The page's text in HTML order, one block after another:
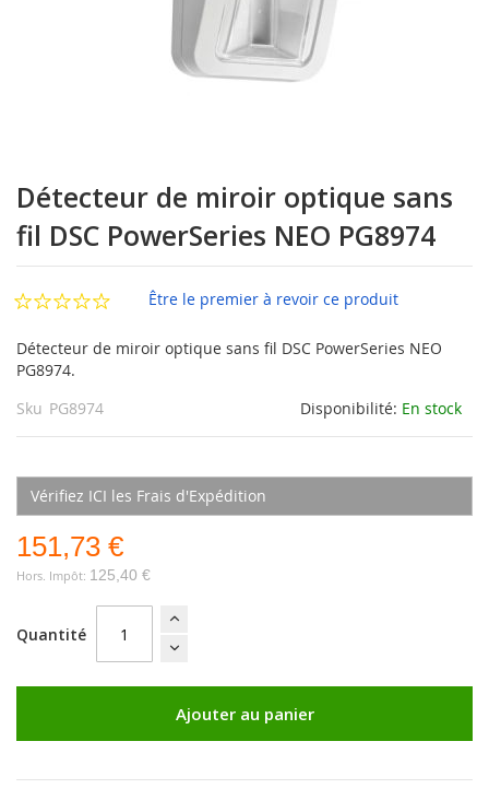
au
début
de
la
Galerie
d’images
Détecteur de miroir optique sans
fil DSC PowerSeries NEO PG8974
Être le premier à revoir ce produit
Détecteur de miroir optique sans fil DSC PowerSeries NEO
PG8974.
Disponibilité: En stock
Sku PG8974
Vérifiez ICI les Frais d'Expédition
151,73 €
125,40 €
Quantité
Ajouter au panier